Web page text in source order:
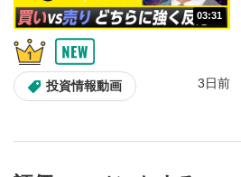
7
音量調整
スライダーを上下すると音量が調
8
全画面表示
03:31
投資情報動画 3日前